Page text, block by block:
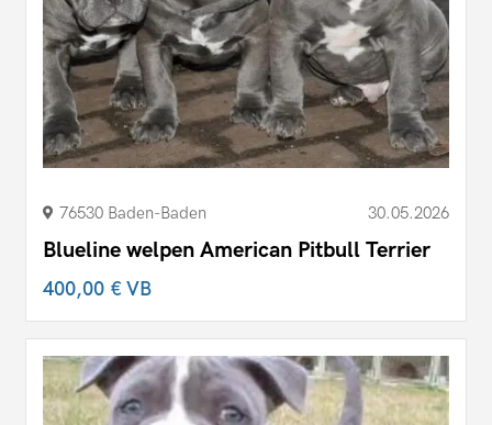
76530 Baden-Baden 30.05.2026
Blueline welpen American Pitbull Terrier
400,00 €VB